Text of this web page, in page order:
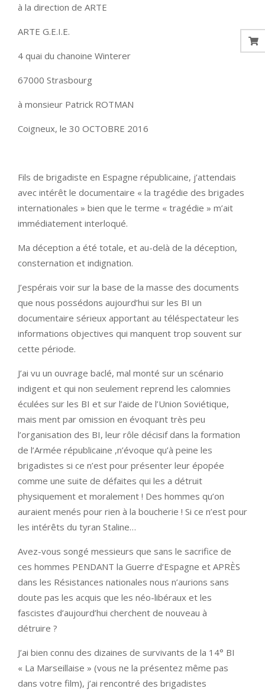
à la direction de ARTE
ARTE G.E.I.E.
4 quai du chanoine Winterer
67000 Strasbourg
à monsieur Patrick ROTMAN
Coigneux, le 30 OCTOBRE 2016
Fils de brigadiste en Espagne républicaine, j’attendais
avec intérêt le documentaire « la tragédie des brigades
internationales » bien que le terme « tragédie » m’ait
immédiatement interloqué.
Ma déception a été totale, et au-delà de la déception,
consternation et indignation.
J’espérais voir sur la base de la masse des documents
que nous possédons aujourd’hui sur les BI un
documentaire sérieux apportant au téléspectateur les
informations objectives qui manquent trop souvent sur
cette période.
J’ai vu un ouvrage baclé, mal monté sur un scénario
indigent et qui non seulement reprend les calomnies
éculées sur les BI et sur l’aide de l’Union Soviétique,
mais ment par omission en évoquant très peu
l’organisation des BI, leur rôle décisif dans la formation
de l’Armée républicaine ,n’évoque qu’à peine les
brigadistes si ce n’est pour présenter leur épopée
comme une suite de défaites qui les a détruit
physiquement et moralement ! Des hommes qu’on
auraient menés pour rien à la boucherie ! Si ce n’est pour
les intérêts du tyran Staline…
Avez-vous songé messieurs que sans le sacrifice de
ces hommes PENDANT la Guerre d’Espagne et APRÈS
dans les Résistances nationales nous n’aurions sans
doute pas les acquis que les néo-libéraux et les
fascistes d’aujourd’hui cherchent de nouveau à
détruire ?
J’ai bien connu des dizaines de survivants de la 14° BI
« La Marseillaise » (vous ne la présentez même pas
dans votre film), j’ai rencontré des brigadistes